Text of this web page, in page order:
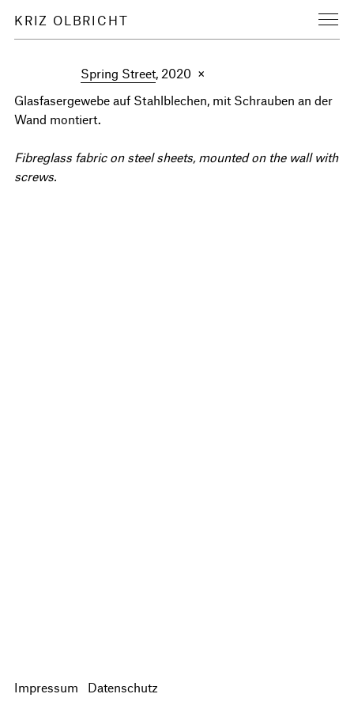
Spring Street, 2020 ×
Glasfasergewebe auf Stahlblechen, mit Schrauben an der
Wand montiert.
Fibreglass fabric on steel sheets, mounted on the wall with
screws.
Impressum Datenschutz
KRIZ OLBRICHT